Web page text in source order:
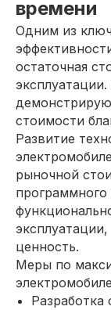
времени
Одним из
остаточная
стоимости
Развитие
рыночной
программного
ценность.
Меры по
Разработка